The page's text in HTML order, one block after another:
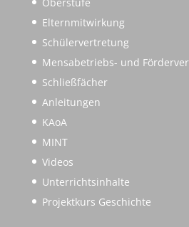
Elternmitwirkung
Schülervertretung
Mensabetriebs- und
Schließfächer
Anleitungen
KAoA
MINT
Videos
Unterrichtsinhalte
Projektkurs Geschichte